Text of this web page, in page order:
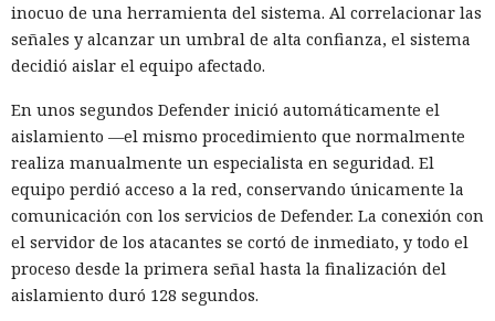
inocuo de una herramienta del sistema. Al correlacionar las
señales y alcanzar un umbral de alta confianza, el sistema
decidió aislar el equipo afectado.
En unos segundos Defender inició automáticamente el
aislamiento —el mismo procedimiento que normalmente
realiza manualmente un especialista en seguridad. El
equipo perdió acceso a la red, conservando únicamente la
comunicación con los servicios de Defender. La conexión con
el servidor de los atacantes se cortó de inmediato, y todo el
proceso desde la primera señal hasta la finalización del
aislamiento duró 128 segundos.